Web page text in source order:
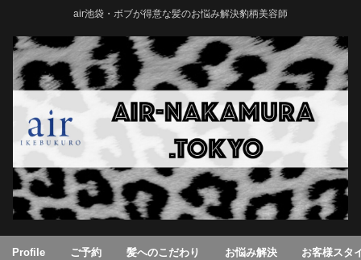
air池袋・ボブが得意な髪のお悩み解決豹柄美容師
Profile ご予約 髪へのこだわり お悩み解決 お客様スタ